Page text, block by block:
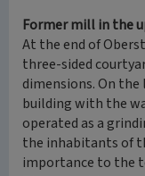
Former mill in the
At the end of
three-sided
dimensions. On
building with the
operated as a
the inhabitants of
importance to the